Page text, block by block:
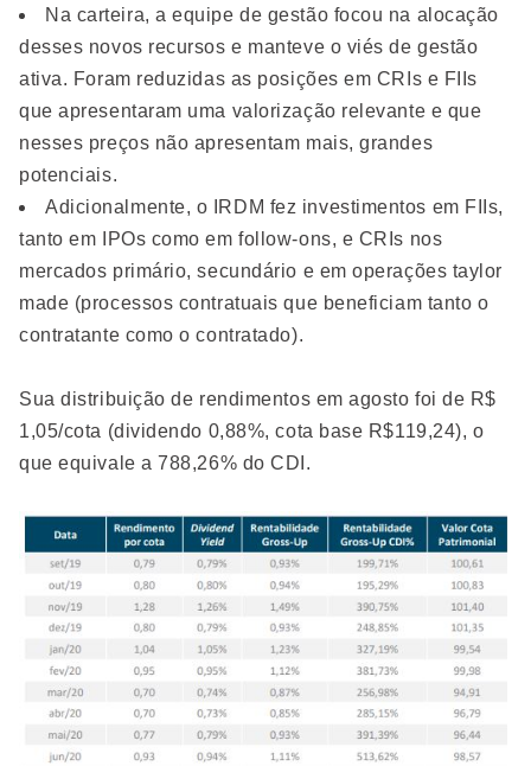
Na carteira, a equipe de gestão focou na alocação
desses novos recursos e manteve o viés de gestão
ativa. Foram reduzidas as posições em CRIs e FIIs
que apresentaram uma valorização relevante e que
nesses preços não apresentam mais, grandes
potenciais.
Adicionalmente, o IRDM fez investimentos em FIIs,
tanto em IPOs como em follow-ons, e CRIs nos
mercados primário, secundário e em operações taylor
made (processos contratuais que beneficiam tanto o
contratante como o contratado).
Sua distribuição de rendimentos em agosto foi de R$
1,05/cota (dividendo 0,88%, cota base R$119,24), o
que equivale a 788,26% do CDI.